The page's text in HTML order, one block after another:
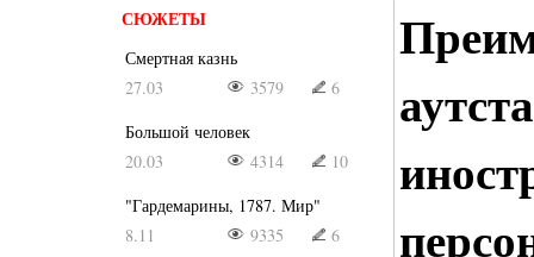
СЮЖЕТЫ
Смертная казнь
27.03
3579
6
Большой человек
20.03
4314
10
"Гардемарины, 1787. Мир"
8.11
9335
6